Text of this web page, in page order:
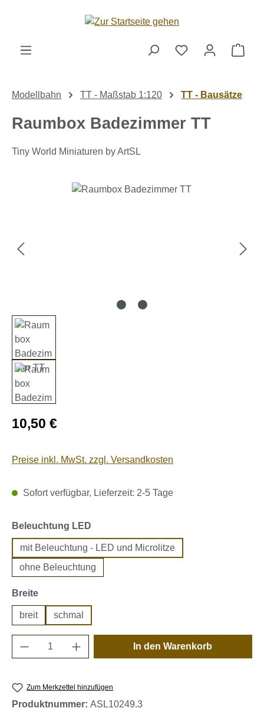
Zum Hauptinhalt springen
Modellbahn TT - Maßstab 1:120 TT - Bausätze
Raumbox Badezimmer TT
Tiny World Miniaturen by ArtSL
Bildergalerie überspringen
Regulärer Preis:
10,50 €
Preise inkl. MwSt. zzgl. Versandkosten
Sofort verfügbar, Lieferzeit: 2-5 Tage
Beleuchtung LED
mit Beleuchtung - LED und Microlitze
ohne Beleuchtung
Breiteauswählen
breit schmal
Produkt Anzahl: Gib den gewünschten
In den Warenkorb
Zum Merkzettel hinzufügen
Produktnummer: ASL10249.3